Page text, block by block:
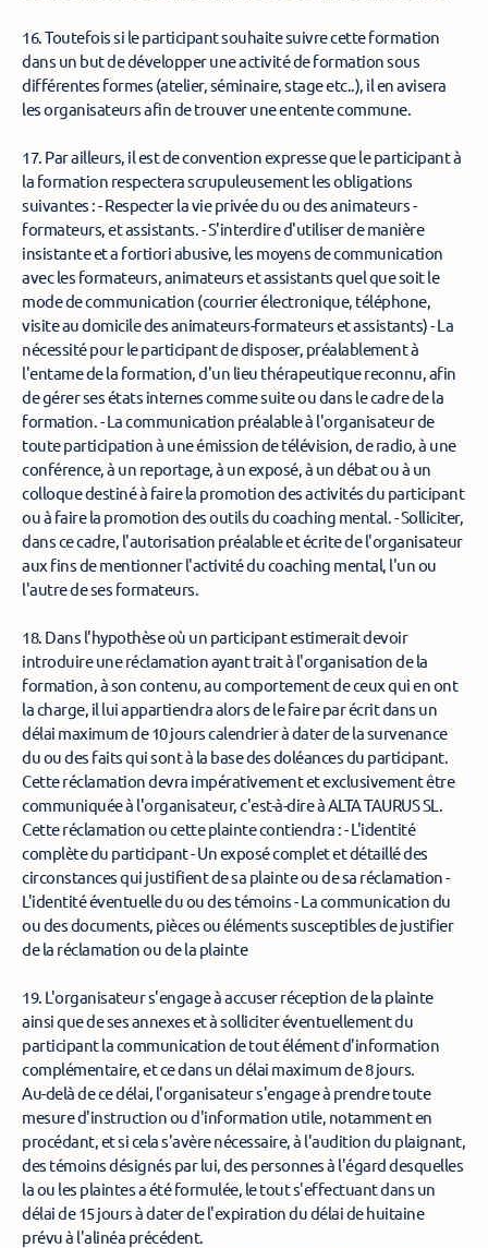
16. Toutefois si le participant souhaite suivre cette formation
dans un but de développer une activité de formation sous
différentes formes (atelier, séminaire, stage etc..), il en avisera
les organisateurs afin de trouver une entente commune.
17. Par ailleurs, il est de convention expresse que le participant à
la formation respectera scrupuleusement les obligations
suivantes : - Respecter la vie privée du ou des animateurs -
formateurs, et assistants. - S'interdire d'utiliser de manière
insistante et a fortiori abusive, les moyens de communication
avec les formateurs, animateurs et assistants quel que soit le
mode de communication (courrier électronique, téléphone,
visite au domicile des animateurs-formateurs et assistants) - La
nécessité pour le participant de disposer, préalablement à
l'entame de la formation, d'un lieu thérapeutique reconnu, afin
de gérer ses états internes comme suite ou dans le cadre de la
formation. - La communication préalable à l'organisateur de
toute participation à une émission de télévision, de radio, à une
conférence, à un reportage, à un exposé, à un débat ou à un
colloque destiné à faire la promotion des activités du participant
ou à faire la promotion des outils du coaching mental. - Solliciter,
dans ce cadre, l'autorisation préalable et écrite de l'organisateur
aux fins de mentionner l'activité du coaching mental, l'un ou
l'autre de ses formateurs.
18. Dans l'hypothèse où un participant estimerait devoir
introduire une réclamation ayant trait à l'organisation de la
formation, à son contenu, au comportement de ceux qui en ont
la charge, il lui appartiendra alors de le faire par écrit dans un
délai maximum de 10 jours calendrier à dater de la survenance
du ou des faits qui sont à la base des doléances du participant.
Cette réclamation devra impérativement et exclusivement être
communiquée à l'organisateur, c'est-à-dire à ALTA TAURUS SL.
Cette réclamation ou cette plainte contiendra : - L'identité
complète du participant - Un exposé complet et détaillé des
circonstances qui justifient de sa plainte ou de sa réclamation -
L'identité éventuelle du ou des témoins - La communication du
ou des documents, pièces ou éléments susceptibles de justifier
de la réclamation ou de la plainte
19. L'organisateur s'engage à accuser réception de la plainte
ainsi que de ses annexes et à solliciter éventuellement du
participant la communication de tout élément d'information
complémentaire, et ce dans un délai maximum de 8 jours.
Au-delà de ce délai, l'organisateur s'engage à prendre toute
mesure d'instruction ou d'information utile, notamment en
procédant, et si cela s'avère nécessaire, à l'audition du plaignant,
des témoins désignés par lui, des personnes à l'égard desquelles
la ou les plaintes a été formulée, le tout s'effectuant dans un
délai de 15 jours à dater de l'expiration du délai de huitaine
prévu à l'alinéa précédent.